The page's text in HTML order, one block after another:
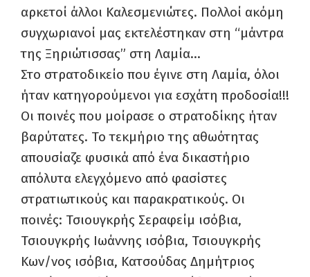
αρκετοί άλλοι Καλεσμενιώτες. Πολλοί ακόμη
συγχωριανοί μας εκτελέστηκαν στη “μάντρα
της Ξηριώτισσας” στη Λαμία…
Στο στρατοδικείο που έγινε στη Λαμία, όλοι
ήταν κατηγορούμενοι για εσχάτη προδοσία!!!
Οι ποινές που μοίρασε ο στρατοδίκης ήταν
βαρύτατες. Το τεκμήριο της αθωότητας
απουσίαζε φυσικά από ένα δικαστήριο
απόλυτα ελεγχόμενο από φασίστες
στρατιωτικούς και παρακρατικούς. Οι
ποινές: Τσιουγκρής Σεραφείμ ισόβια,
Τσιουγκρής Ιωάννης ισόβια, Τσιουγκρής
Κων/νος ισόβια, Κατσούδας Δημήτριος